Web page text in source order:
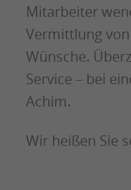
Mitarbeiter
Vermittlung
Wünsche.
Service – bei
Achim.
Wir heißen Sie